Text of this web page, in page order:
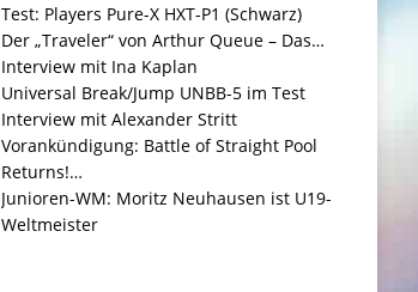
Test: Players Pure-X HXT-P1 (Schwarz)
Der „Traveler“ von Arthur Queue – Das…
Interview mit Ina Kaplan
Universal Break/Jump UNBB-5 im Test
Interview mit Alexander Stritt
Vorankündigung: Battle of Straight Pool
Returns!…
Junioren-WM: Moritz Neuhausen ist U19-
Weltmeister